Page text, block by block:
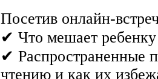
Посетив онлайн-
✔ Что мешает ребенку
✔ Распространенные
чтению и как их